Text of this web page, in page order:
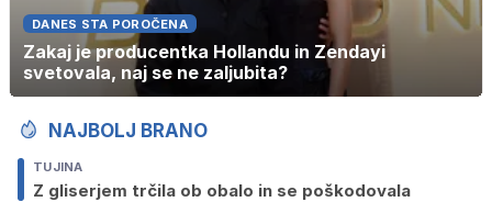
DANES STA POROČENA
Zakaj je producentka Hollandu in Zendayi
svetovala, naj se ne zaljubita?
NAJBOLJ BRANO
TUJINA
Z gliserjem trčila ob obalo in se poškodovala